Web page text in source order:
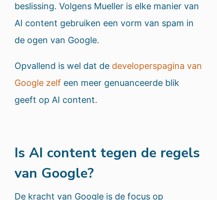
beslissing. Volgens Mueller is elke manier van
AI content gebruiken een vorm van spam in
de ogen van Google.
Opvallend is wel dat de developerspagina van
Google zelf een meer genuanceerde blik
geeft op AI content.
Is AI content tegen de regels
van Google?
De kracht van Google is de focus op